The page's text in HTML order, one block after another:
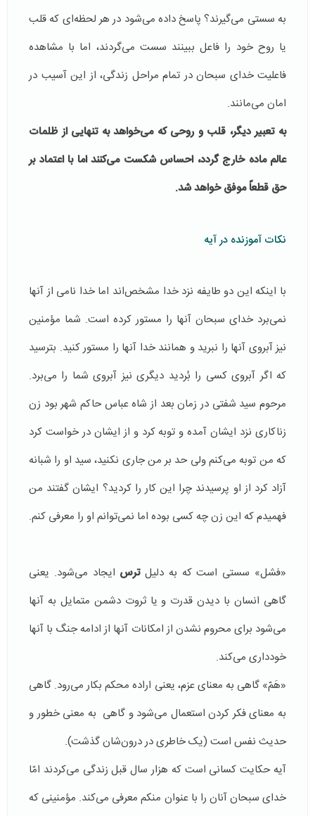
به سستی می‌گیرند؟ پاسخ داده می‌شود در هر لحظه‌ای که قلب
یا روح خود را فاعل ببینند سست می‌گردند، اما با مشاهده
فاعلیت خدای سبحان در تمام مراحل زندگی، از این آسیب در
امان می‌مانند.
به تعبیر دیگر، قلب و روحی که می‌خواهد به تنهایی از ظلمات
عالم ماده خارج گردد، احساس شکست می‌کنند اما با اعتماد بر
حق قطعاً موفق خواهد شد.
نکات آموزنده در آیه
با اینکه این دو طايفه نزد خدا مشخص‌اند اما خدا نامی از آنها
نمی‌برد خدای سبحان آنها را مستور کرده است. شما مؤمنین
نیز آبروی آنها را نبرید و همانند خدا آنها را مستور کنید. بترسید
که اگر آبروی کسی را بُردید دیگری نیز آبروی شما را می‌برد.
مرحوم سید شفتی در زمان بعد از شاه عباس حاکم شهر بود زن
زناکاری نزد ایشان آمده و توبه کرد و از ایشان در خواست کرد
که من توبه می‌کنم ولی حد بر من جاری نکنید، سید او را شبانه
آزاد کرد از او پرسیدند چرا این کار را کردید؟ ایشان گفتند من
فهمیدم که این زن چه کسی بوده اما نمی‌توانم او را معرفی کنم.
«فشل» سستی است که به دلیلترس ایجاد می‌شود. یعنی
گاهی انسان با دیدن قدرت و یا ثروت دشمن متمایل به آنها
می‌شود برای محروم نشدن از امکانات آنها از ادامه جنگ با آنها
خودداری می‌کند.
«هَمّ» گاهی به معنای عزم، یعنی اراده محکم بکار می‌رود. گاهی
به معنای فکر کردن استعمال می‌شود و گاهی به معنی خطور و
حدیث نفس است (یک خاطری در درون‌شان گذشت).
آیه حکایت کسانی است که هزار سال قبل زندگی می‌کردند امّا
خدای سبحان آنان را با عنوان منکم معرفی می‌کند. مؤمنینی که